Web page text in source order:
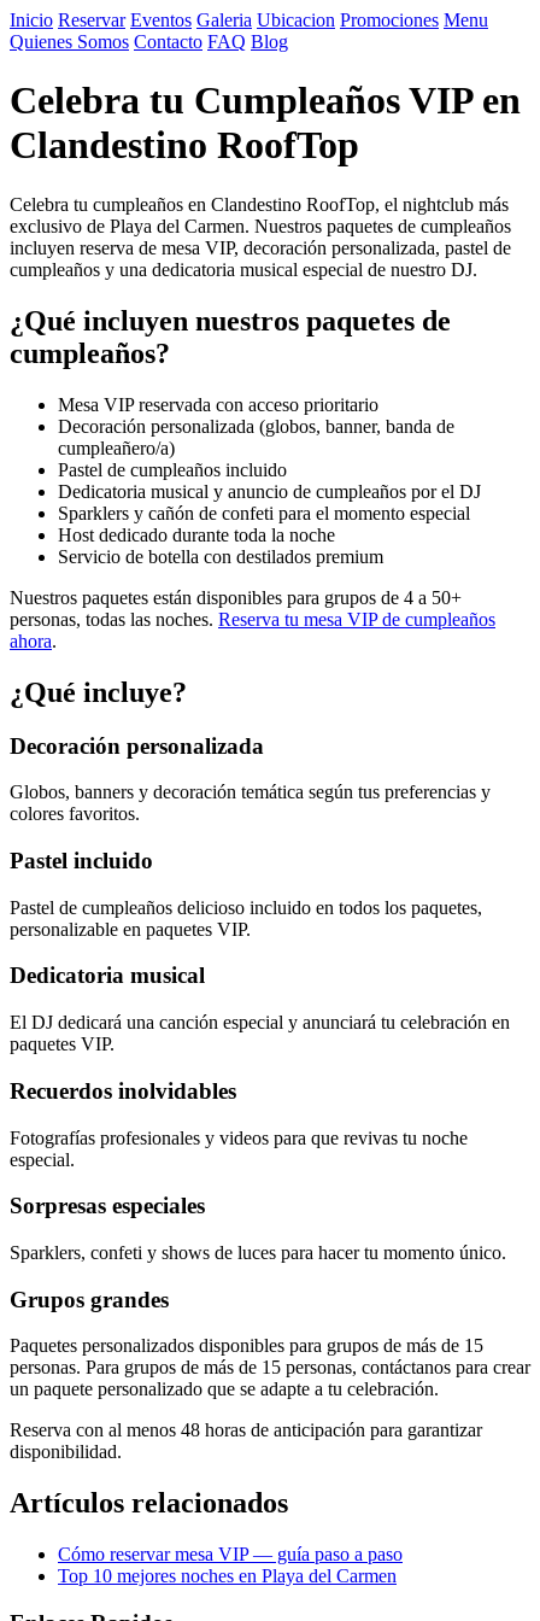
Inicio Reservar Eventos Galeria Ubicacion Promociones Menu
Quienes Somos Contacto FAQ Blog
Celebra tu Cumpleaños VIP en
Clandestino RoofTop
Celebra tu cumpleaños en Clandestino RoofTop, el nightclub más
exclusivo de Playa del Carmen. Nuestros paquetes de cumpleaños
incluyen reserva de mesa VIP, decoración personalizada, pastel de
cumpleaños y una dedicatoria musical especial de nuestro DJ.
¿Qué incluyen nuestros paquetes de
cumpleaños?
Mesa VIP reservada con acceso prioritario
Decoración personalizada (globos, banner, banda de
cumpleañero/a)
Pastel de cumpleaños incluido
Dedicatoria musical y anuncio de cumpleaños por el DJ
Sparklers y cañón de confeti para el momento especial
Host dedicado durante toda la noche
Servicio de botella con destilados premium
Nuestros paquetes están disponibles para grupos de 4 a 50+
personas, todas las noches. Reserva tu mesa VIP de cumpleaños
ahora.
¿Qué incluye?
Decoración personalizada
Globos, banners y decoración temática según tus preferencias y
colores favoritos.
Pastel incluido
Pastel de cumpleaños delicioso incluido en todos los paquetes,
personalizable en paquetes VIP.
Dedicatoria musical
El DJ dedicará una canción especial y anunciará tu celebración en
paquetes VIP.
Recuerdos inolvidables
Fotografías profesionales y videos para que revivas tu noche
especial.
Sorpresas especiales
Sparklers, confeti y shows de luces para hacer tu momento único.
Grupos grandes
Paquetes personalizados disponibles para grupos de más de 15
personas. Para grupos de más de 15 personas, contáctanos para crear
un paquete personalizado que se adapte a tu celebración.
Reserva con al menos 48 horas de anticipación para garantizar
disponibilidad.
Artículos relacionados
Cómo reservar mesa VIP — guía paso a paso
Top 10 mejores noches en Playa del Carmen